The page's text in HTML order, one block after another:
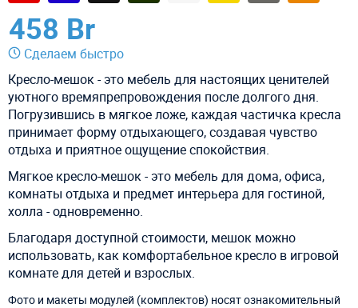
458 Br
Сделаем быстро
Кресло-мешок - это мебель для настоящих ценителей
уютного времяпрепровождения после долгого дня.
Погрузившись в мягкое ложе, каждая частичка кресла
принимает форму отдыхающего, создавая чувство
отдыха и приятное ощущение спокойствия.
Мягкое кресло-мешок - это мебель для дома, офиса,
комнаты отдыха и предмет интерьера для гостиной,
холла - одновременно.
Благодаря доступной стоимости, мешок можно
использовать, как комфортабельное кресло в игровой
комнате для детей и взрослых.
Фото и макеты модулей (комплектов) носят ознакомительный